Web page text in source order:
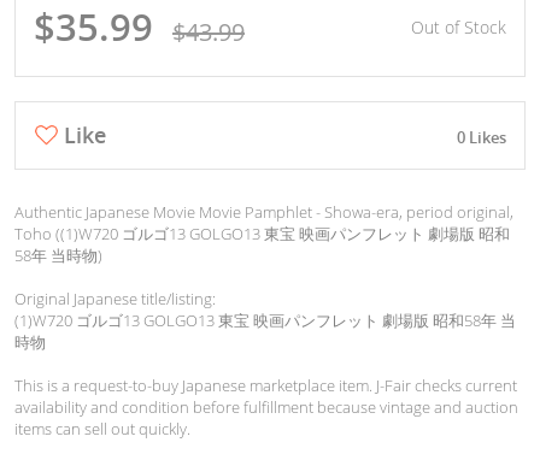
$35.99 $43.99 Out of Stock
Like 0 Likes
Authentic Japanese Movie Movie Pamphlet - Showa-era, period original,
Toho ((1)W720 ゴルゴ13 GOLGO13 東宝 映画パンフレット 劇場版 昭和
58年 当時物)
Original Japanese title/listing:
(1)W720 ゴルゴ13 GOLGO13 東宝 映画パンフレット 劇場版 昭和58年 当
時物
This is a request-to-buy Japanese marketplace item. J-Fair checks current
availability and condition before fulfillment because vintage and auction
items can sell out quickly.